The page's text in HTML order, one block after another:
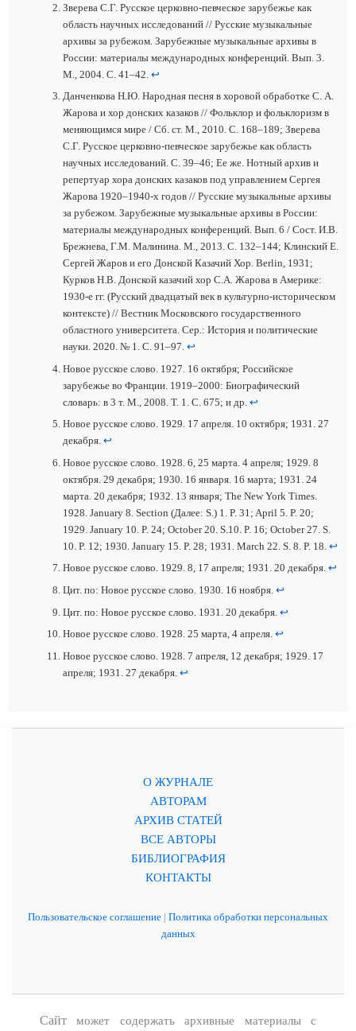
Зверева С.Г. Русское церковно-певческое зарубежье как
область научных исследований // Русские музыкальные
архивы за рубежом. Зарубежные музыкальные архивы в
России: материалы международных конференций. Вып. 3.
М., 2004. С. 41–42.↩
Данченкова Н.Ю. Народная песня в хоровой обработке С. А.
Жарова и хор донских казаков // Фольклор и фольклоризм в
меняющимся мире / Сб. ст. М., 2010. С. 168–189; Зверева
С.Г. Русское церковно-певческое зарубежье как область
научных исследований. С. 39–46; Ее же. Нотный архив и
репертуар хора донских казаков под управлением Сергея
Жарова 1920–1940-х годов // Русские музыкальные архивы
за рубежом. Зарубежные музыкальные архивы в России:
материалы международных конференций. Вып. 6 / Сост. И.В.
Брежнева, Г.М. Малинина. М., 2013. С. 132–144; Клинский Е.
Сергей Жаров и его Донской Казачий Хор. Berlin, 1931;
Курков Н.В. Донской казачий хор С.А. Жарова в Америке:
1930-е гг. (Русский двадцатый век в культурно-историческом
контексте) // Вестник Московского государственного
областного университета. Сер.: История и политические
науки. 2020. № 1. С. 91–97.↩
Новое русское слово. 1927. 16 октября; Российское
зарубежье во Франции. 1919–2000: Биографический
словарь: в 3 т. М., 2008. Т. 1. С. 675; и др.↩
Новое русское слово. 1929. 17 апреля. 10 октября; 1931. 27
декабря.↩
Новое русское слово. 1928. 6, 25 марта. 4 апреля; 1929. 8
октября. 29 декабря; 1930. 16 января. 16 марта; 1931. 24
марта. 20 декабря; 1932. 13 января; The New York Times.
1928. January 8. Section (Далее: S.) 1. P. 31; April 5. P. 20;
1929. January 10. P. 24; October 20. S.10. P. 16; October 27. S.
10. P. 12; 1930. January 15. P. 28; 1931. March 22. S. 8. P. 18.↩
Новое русское слово. 1929. 8, 17 апреля; 1931. 20 декабря.↩
Цит. по: Новое русское слово. 1930. 16 ноября.↩
Цит. по: Новое русское слово. 1931. 20 декабря.↩
Новое русское слово. 1928. 25 марта, 4 апреля.↩
Новое русское слово. 1928. 7 апреля, 12 декабря; 1929. 17
апреля; 1931. 27 декабря.↩
О ЖУРНАЛЕ
АВТОРАМ
АРХИВ СТАТЕЙ
ВСЕ АВТОРЫ
БИБЛИОГРАФИЯ
КОНТАКТЫ
Пользовательское соглашение | Политика обработки персональных
данных
Сайтможет содержать архивные материалы с